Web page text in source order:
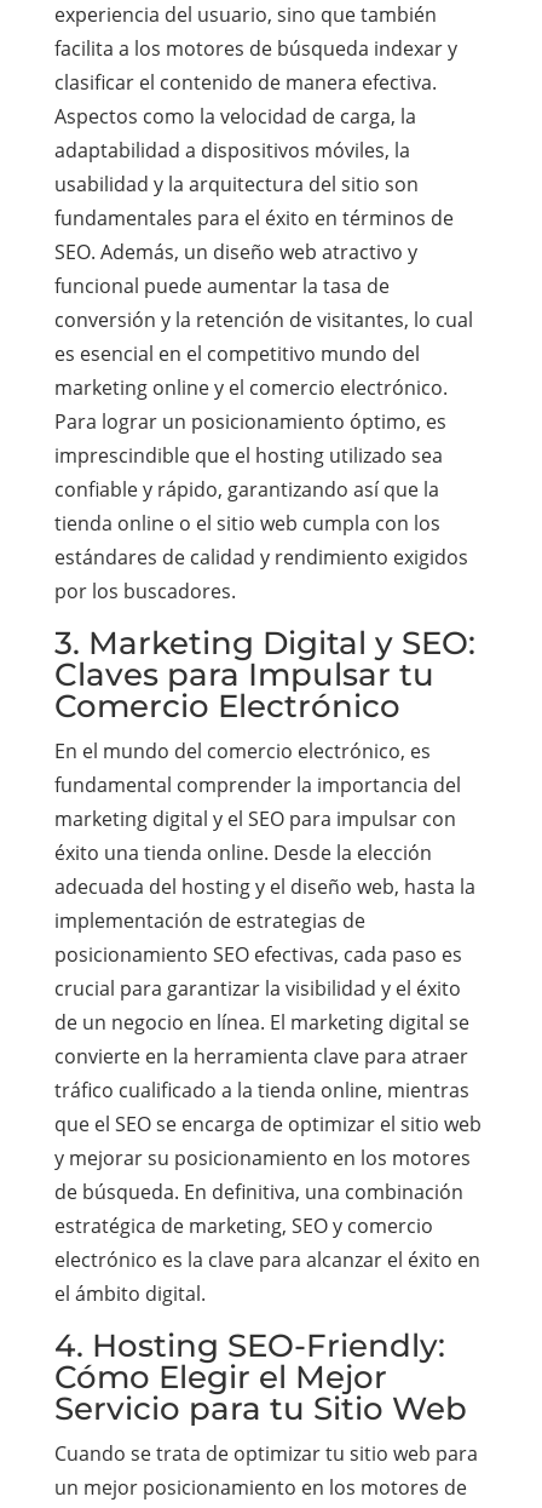
experiencia del usuario, sino que también
facilita a los motores de búsqueda indexar y
clasificar el contenido de manera efectiva.
Aspectos como la velocidad de carga, la
adaptabilidad a dispositivos móviles, la
usabilidad y la arquitectura del sitio son
fundamentales para el éxito en términos de
SEO. Además, un diseño web atractivo y
funcional puede aumentar la tasa de
conversión y la retención de visitantes, lo cual
es esencial en el competitivo mundo del
marketing online y el comercio electrónico.
Para lograr un posicionamiento óptimo, es
imprescindible que el hosting utilizado sea
confiable y rápido, garantizando así que la
tienda online o el sitio web cumpla con los
estándares de calidad y rendimiento exigidos
por los buscadores.
3. Marketing Digital y SEO:
Claves para Impulsar tu
Comercio Electrónico
En el mundo del comercio electrónico, es
fundamental comprender la importancia del
marketing digital y el SEO para impulsar con
éxito una tienda online. Desde la elección
adecuada del hosting y el diseño web, hasta la
implementación de estrategias de
posicionamiento SEO efectivas, cada paso es
crucial para garantizar la visibilidad y el éxito
de un negocio en línea. El marketing digital se
convierte en la herramienta clave para atraer
tráfico cualificado a la tienda online, mientras
que el SEO se encarga de optimizar el sitio web
y mejorar su posicionamiento en los motores
de búsqueda. En definitiva, una combinación
estratégica de marketing, SEO y comercio
electrónico es la clave para alcanzar el éxito en
el ámbito digital.
4. Hosting SEO-Friendly:
Cómo Elegir el Mejor
Servicio para tu Sitio Web
Cuando se trata de optimizar tu sitio web para
un mejor posicionamiento en los motores de